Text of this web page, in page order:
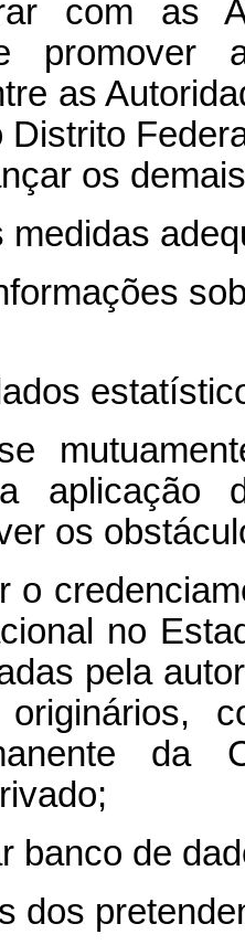
com as
promover
as
Distrito
os
medidas
os
o
no
pela
da
banco de
dos